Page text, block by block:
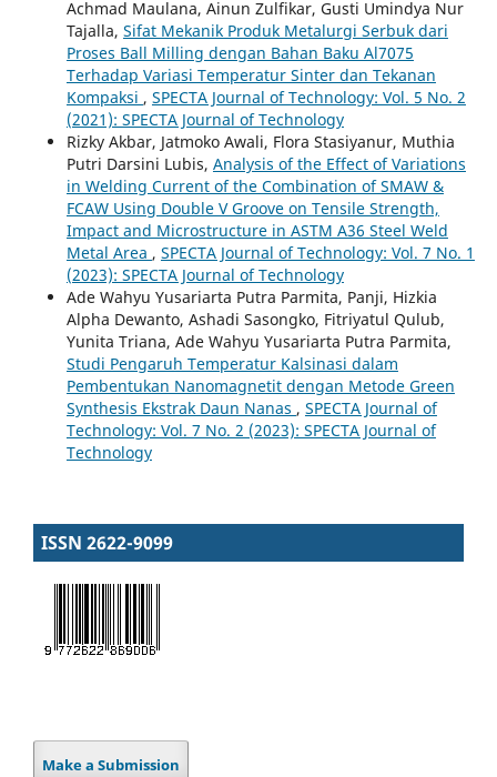
Achmad Maulana, Ainun Zulfikar, Gusti Umindya Nur
Tajalla, Sifat Mekanik Produk Metalurgi Serbuk dari
Proses Ball Milling dengan Bahan Baku Al7075
Terhadap Variasi Temperatur Sinter dan Tekanan
Kompaksi , SPECTA Journal of Technology: Vol. 5 No. 2
(2021): SPECTA Journal of Technology
Rizky Akbar, Jatmoko Awali, Flora Stasiyanur, Muthia
Putri Darsini Lubis, Analysis of the Effect of Variations
in Welding Current of the Combination of SMAW &
FCAW Using Double V Groove on Tensile Strength,
Impact and Microstructure in ASTM A36 Steel Weld
Metal Area , SPECTA Journal of Technology: Vol. 7 No. 1
(2023): SPECTA Journal of Technology
Ade Wahyu Yusariarta Putra Parmita, Panji, Hizkia
Alpha Dewanto, Ashadi Sasongko, Fitriyatul Qulub,
Yunita Triana, Ade Wahyu Yusariarta Putra Parmita,
Studi Pengaruh Temperatur Kalsinasi dalam
Pembentukan Nanomagnetit dengan Metode Green
Synthesis Ekstrak Daun Nanas , SPECTA Journal of
Technology: Vol. 7 No. 2 (2023): SPECTA Journal of
Technology
ISSN 2622-9099
Make a Submission